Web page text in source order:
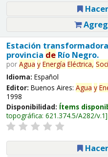
Estación
provincia deRío Negro.
por Agua y Energía Eléctrica,
Idioma: Español
Editor: Buenos Aires: Agua y
1998
Disponibilidad: Ítems
topográfica: 621.374.5/A282/v.1